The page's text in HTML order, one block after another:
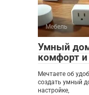
Мебель
Умный
комфорт и
Мечтаете об
создать умный
настройке,